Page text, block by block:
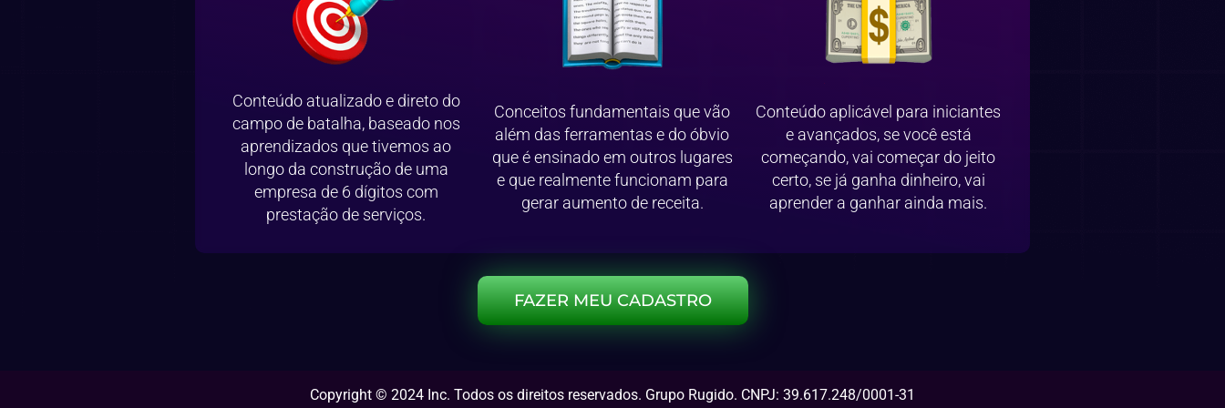
Conteúdo atualizado e direto do
campo de batalha, baseado nos
aprendizados que tivemos ao
longo da construção de uma
empresa de 6 dígitos com
prestação de serviços.
Conceitos fundamentais que vão
além das ferramentas e do óbvio
que é ensinado em outros lugares
e que realmente funcionam para
gerar aumento de receita.
Conteúdo aplicável para iniciantes
e avançados, se você está
começando, vai começar do jeito
certo, se já ganha dinheiro, vai
aprender a ganhar ainda mais.
FAZER MEU CADASTRO
Copyright © 2024 Inc. Todos os direitos reservados. Grupo Rugido. CNPJ: 39.617.248/0001-31